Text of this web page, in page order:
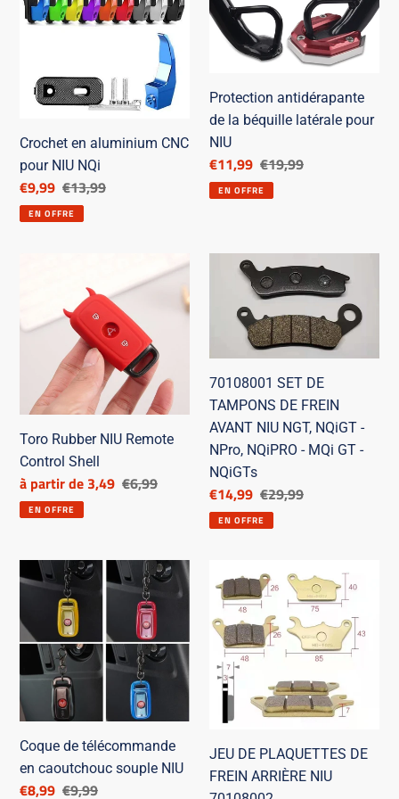
n
aluminium
NIU
NQi
Crochet en aluminium CNC
pour NIU NQi
Prix
réduit
€9,99 Prix
de
€13,99
EN OFFRE
de
la
béquille
pour
NIU
Protection antidérapante
de la béquille latérale pour
NIU
Prix
réduit
€11,99 Prix
de
€19,99
EN OFFRE
Remote
Control
Toro Rubber NIU Remote
Control Shell
Prix
réduit
à partir de 3,49 Prix
€6,99
EN OFFRE
70108001
TAMPONS
FREIN
AVANT
NIU
NGT,
NQiGT
-
NPro,
NQiPRO
MQi
GT
-
NQiGTs
70108001 SET DE
TAMPONS DE FREIN
AVANT NIU NGT, NQiGT -
NPro, NQiPRO - MQi GT -
NQiGTs
Prix
réduit
€14,99 Prix
de
€29,99
EN OFFRE
Coque
de
télécommande
en
caoutchouc
souple
NIU
Coque de télécommande
en caoutchouc souple NIU
Prix
€8,99 Prix
€9,99
DE
PLAQUETTES
DE
FREIN
ARRIÈRE
70108002
JEU DE PLAQUETTES DE
FREIN ARRIÈRE NIU